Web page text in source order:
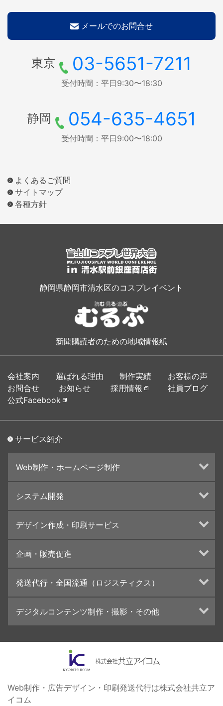
メールでのお問合せ
東京 03-5651-7211
受付時間：平日9:30〜18:30
静岡 054-635-4651
受付時間：平日9:00〜18:00
よくあるご質問
サイトマップ
各種方針
静岡県静岡市清水区のコスプレイベント
新聞購読者のための地域情報紙
会社案内 選ばれる理由 制作実績
お客様の声
お問合せ
お知らせ 採用情報
社員ブログ
公式Facebook
サービス紹介
Web制作・ホームページ制作
ランディングページ制作
インターネット広告代行
UI・UXデザイン設計
システム開発
デザイン作成・印刷サービス
カタログデザインの制作・印刷
学校・会社案内パンフレット制作・印刷
高精細印刷（スブリマ印刷）
社内報
名刺
一般印刷 （オンデマンド・オフセット）
ユニバーサル・コミュニケーション・デザイン
企画・販売促進
ブランディング戦略
コンテンツ制作
採用プロモーション
発送代行・全国流通（ロジスティクス）
デジタルコンテンツ制作・撮影・その他
イラスト・キャラクター制作
ロゴデザイン・CI設計
コピー・ライティング
電子ブック制作
Web制作・広告デザイン・印刷発送代行は株式会社共立ア
イコム